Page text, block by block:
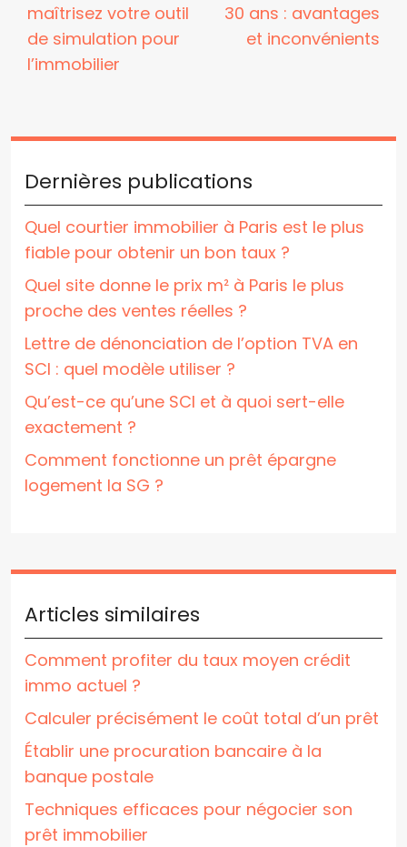
maîtrisez votre outil
de simulation pour
l’immobilier
30 ans : avantages
et inconvénients
Dernières publications
Quel courtier immobilier à Paris est le plus
fiable pour obtenir un bon taux ?
Quel site donne le prix m² à Paris le plus
proche des ventes réelles ?
Lettre de dénonciation de l’option TVA en
SCI : quel modèle utiliser ?
Qu’est-ce qu’une SCI et à quoi sert-elle
exactement ?
Comment fonctionne un prêt épargne
logement la SG ?
Articles similaires
Comment profiter du taux moyen crédit
immo actuel ?
Calculer précisément le coût total d’un prêt
Établir une procuration bancaire à la
banque postale
Techniques efficaces pour négocier son
prêt immobilier